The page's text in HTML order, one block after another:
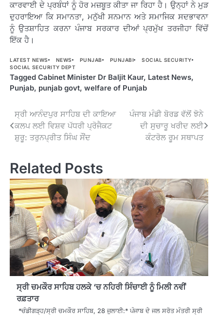
ਕਾਰਵਾਈ ਦੇ ਪ੍ਰਬੰਧਾਂ ਨੂੰ ਹੋਰ ਮਜ਼ਬੂਤ ਕੀਤਾ ਜਾ ਰਿਹਾ ਹੈ। ਉਨ੍ਹਾਂ ਨੇ ਮੁੜ
ਦੁਹਰਾਇਆ ਕਿ ਸਮਾਨਤਾ, ਮਨੁੱਖੀ ਸਨਮਾਨ ਅਤੇ ਸਮਾਜਿਕ ਸਦਭਾਵਨਾ
ਨੂੰ ਉਤਸ਼ਾਹਿਤ ਕਰਨਾ ਪੰਜਾਬ ਸਰਕਾਰ ਦੀਆਂ ਪ੍ਰਮੁੱਖ ਤਰਜੀਹਾ ਵਿੱਚੋਂ
ਇੱਕ ਹੈ।
LATEST NEWS NEWS PUNJAB PUNJABI
SOCIAL SECURITY
SOCIAL SECURITY DEPT
Tagged Cabinet Minister Dr Baljit Kaur, Latest News,
Punjab, punjab govt, welfare of Punjab
Post
navigation
ਸ੍ਰੀ ਆਨੰਦਪੁਰ ਸਾਹਿਬ ਦੀ ਕਾਇਆ
ਕਲਪ ਲਈ ਵਿਸ਼ਵ ਪੱਧਰੀ ਪ੍ਰੋਜੈਕਟ
ਸ਼ੁਰੂ: ਤਰੁਨਪ੍ਰੀਤ ਸਿੰਘ ਸੌਂਦ
ਪੰਜਾਬ ਮੰਡੀ ਬੋਰਡ ਵੱਲੋਂ ਝੋਨੇ
ਦੀ ਸੁਚਾਰੂ ਖਰੀਦ ਲਈ
ਕੰਟਰੋਲ ਰੂਮ ਸਥਾਪਤ
Related Posts
ਸ੍ਰੀ ਚਮਕੌਰ ਸਾਹਿਬ ਹਲਕੇ ‘ਚ ਨਹਿਰੀ ਸਿੰਚਾਈ ਨੂੰ ਮਿਲੀ ਨਵੀਂ
ਰਫ਼ਤਾਰ
*ਚੰਡੀਗੜ੍ਹ/ਸ੍ਰੀ ਚਮਕੌਰ ਸਾਹਿਬ, 28 ਜੁਲਾਈ:* ਪੰਜਾਬ ਦੇ ਜਲ ਸਰੋਤ ਮੰਤਰੀ ਸ੍ਰੀ